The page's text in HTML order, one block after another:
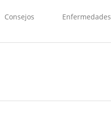
Consejos Enfermedades